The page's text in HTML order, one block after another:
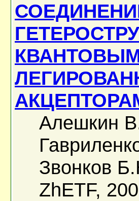
Алешкин
Звонков
ZhETF,